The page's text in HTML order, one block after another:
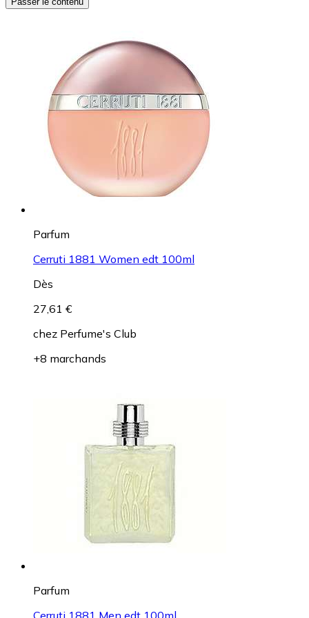
Parfum
Cerruti 1881 Women edt 100ml
Dès
27,61 €
chez Perfume's Club
+8 marchands
Parfum
Cerruti 1881 Men edt 100ml